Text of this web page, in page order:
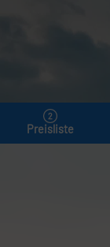
Preisliste